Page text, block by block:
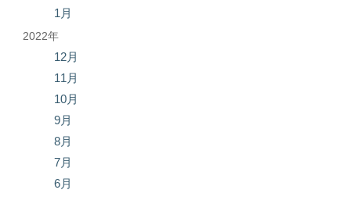
1月
2022年
12月
11月
10月
9月
8月
7月
6月